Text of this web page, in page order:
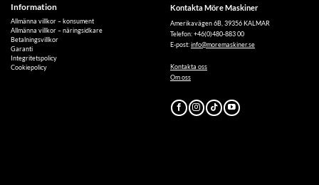
Information
Allmänna villkor – konsument
Allmänna villkor – näringsidkare
Betalningsvillkor
Garanti
Integritetspolicy
Cookiepolicy
Kontakta Möre Maskiner
Amerikavägen 6B, 39356 KALMAR
Telefon: +46(0)480-883 00
E-post:info@moremaskiner.se
Kontakta oss
Om oss